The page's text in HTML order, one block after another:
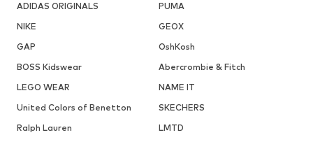
ADIDAS ORIGINALS
PUMA
NIKE
GEOX
GAP
OshKosh
BOSS Kidswear
Abercrombie & Fitch
LEGO WEAR
NAME IT
United Colors of Benetton
SKECHERS
Ralph Lauren
LMTD